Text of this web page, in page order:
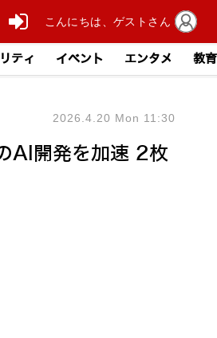
ティ イベント エンタメ 教育
AI開発を加速 2枚
2026.4.20 Mon 11:30
こんにちは、ゲストさん